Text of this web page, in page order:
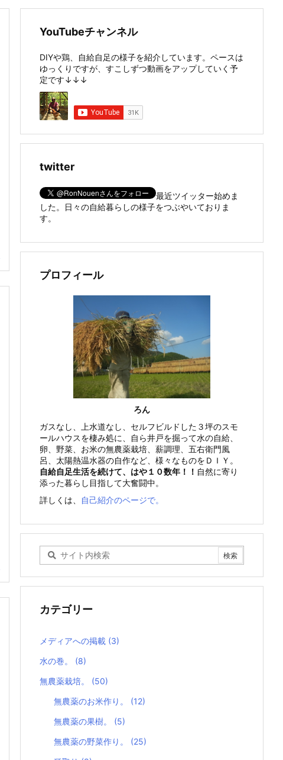
YouTubeチャンネル
DIYや鶏、自給自足の様子を紹介しています。ペースは
ゆっくりですが、すこしずつ動画をアップしていく予
定です↓↓↓
twitter
最近ツイッター始めま
した。日々の自給暮らしの様子をつぶやいておりま
す。
プロフィール
ろん
ガスなし、上水道なし、セルフビルドした３坪のスモ
ールハウスを棲み処に、自ら井戸を掘って水の自給、
卵、野菜、お米の無農薬栽培、薪調理、五右衛門風
呂、太陽熱温水器の自作など、様々なものをＤＩＹ。
自給自足生活を続けて、はや１０数年！！ 自然に寄り
添った暮らし目指して大奮闘中。
詳しくは、
自己紹介のページで。
カテゴリー
メディアへの掲載 (3)
水の巻。 (8)
無農薬栽培。 (50)
無農薬のお米作り。 (12)
無農薬の果樹。 (5)
無農薬の野菜作り。 (25)